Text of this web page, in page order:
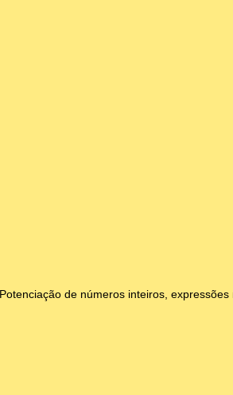
de números inteiros,